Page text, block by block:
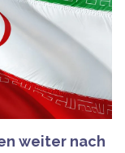
weiter nach